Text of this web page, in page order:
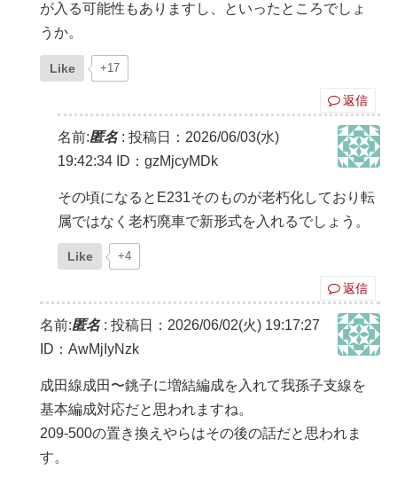
が入る可能性もありますし、といったところでしょ
うか。
Like +17
返信
名前:匿名: 投稿日：2026/06/03(水)
19:42:34 ID：gzMjcyMDk
その頃になるとE231そのものが老朽化しており転
属ではなく老朽廃車で新形式を入れるでしょう。
Like +4
返信
名前:匿名: 投稿日：2026/06/02(火) 19:17:27
ID：AwMjIyNzk
成田線成田〜銚子に増結編成を入れて我孫子支線を
基本編成対応だと思われますね。
209-500の置き換えやらはその後の話だと思われま
す。